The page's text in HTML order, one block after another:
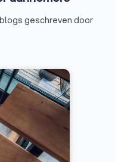
geschreven door